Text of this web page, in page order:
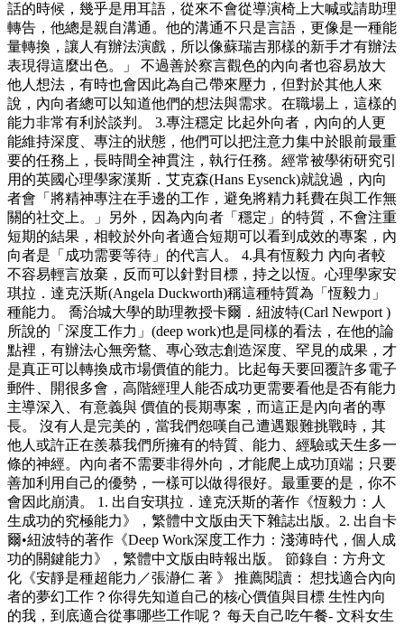
話的時候，幾乎是用耳語，從來不會從導演椅上大喊或請助理
轉告，他總是親自溝通。他的溝通不只是言語，更像是一種能
量轉換，讓人有辦法演戲，所以像蘇瑞吉那樣的新手才有辦法
表現得這麼出色。」 不過善於察言觀色的內向者也容易放大
他人想法，有時也會因此為自己帶來壓力，但對於其他人來
說，內向者總可以知道他們的想法與需求。在職場上，這樣的
能力非常有利於談判。 3.專注穩定 比起外向者，內向的人更
能維持深度、專注的狀態，他們可以把注意力集中於眼前最重
要的任務上，長時間全神貫注，執行任務。經常被學術研究引
用的英國心理學家漢斯．艾克森(Hans Eysenck)就說過，內向
者會「將精神專注在手邊的工作，避免將精力耗費在與工作無
關的社交上。」另外，因為內向者「穩定」的特質，不會注重
短期的結果，相較於外向者適合短期可以看到成效的專案，內
向者是「成功需要等待」的代言人。 4.具有恆毅力 內向者較
不容易輕言放棄，反而可以針對目標，持之以恆。心理學家安
琪拉．達克沃斯(Angela Duckworth)稱這種特質為「恆毅力」
種能力。 喬治城大學的助理教授卡爾．紐波特(Carl Newport )
所說的「深度工作力」(deep work)也是同樣的看法，在他的論
點裡，有辦法心無旁鶩、專心致志創造深度、罕見的成果，才
是真正可以轉換成市場價值的能力。比起每天要回覆許多電子
郵件、開很多會，高階經理人能否成功更需要看他是否有能力
主導深入、有意義與 價值的長期專案，而這正是內向者的專
長。 沒有人是完美的，當我們怨嘆自己遭遇艱難挑戰時，其
他人或許正在羨慕我們所擁有的特質、能力、經驗或天生多一
條的神經。內向者不需要非得外向，才能爬上成功頂端；只要
善加利用自己的優勢，一樣可以做得很好。最重要的是，你不
會因此崩潰。 1. 出自安琪拉．達克沃斯的著作《恆毅力：人
生成功的究極能力》，繁體中文版由天下雜誌出版。2. 出自卡
爾•紐波特的著作《Deep Work深度工作力：淺薄時代，個人成
功的關鍵能力》，繁體中文版由時報出版。 節錄自：方舟文
化《安靜是種超能力／張瀞仁 著 》 推薦閱讀： 想找適合內向
者的夢幻工作？你得先知道自己的核心價值與目標 生性內向
的我，到底適合從事哪些工作呢？ 每天自己吃午餐- 文科女生